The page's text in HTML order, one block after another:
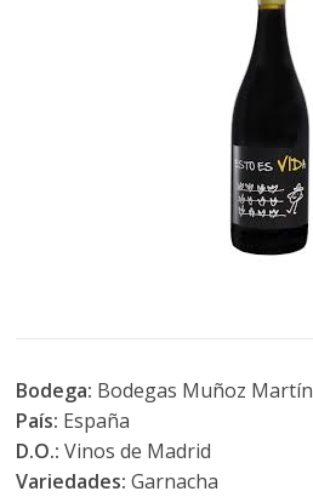
Bodega: Bodegas Muñoz Martín
País: España
D.O.:Vinos de Madrid
Variedades: Garnacha